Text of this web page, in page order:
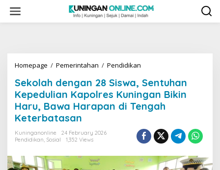
content
Homepage / Pemerintahan / Pendidikan
28
Siswa,
Sentuhan
Kepedulian
Bikin
Haru,
Harapan
Sekolah dengan 28 Siswa, Sentuhan
Kepedulian Kapolres Kuningan Bikin
Haru, Bawa Harapan di Tengah
Keterbatasan
Kuninganonline
24 February 2026
Pendidikan, Sosial 1,352 Views